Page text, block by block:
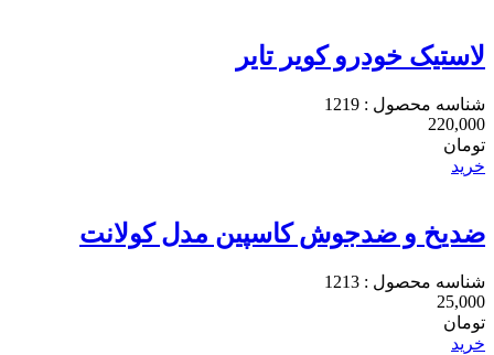
لاستیک خودرو کویر تایر
شناسه محصول : 1219
220,000
تومان
خرید
ضدیخ و ضدجوش کاسپین مدل کولانت
شناسه محصول : 1213
25,000
تومان
خرید